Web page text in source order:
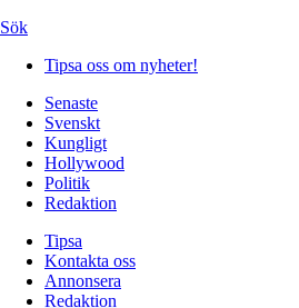
Sök
Tipsa oss om nyheter!
Senaste
Svenskt
Kungligt
Hollywood
Politik
Redaktion
Tipsa
Kontakta oss
Annonsera
Redaktion